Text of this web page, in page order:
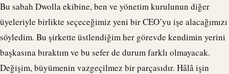
Bu sabah Dwollaekibine, ben ve yönetim kurulunun diğer
üyeleriyle birlikte seçeceğimiz yeni bir CEO’yu işe alacağımızı
söyledim. Bu şirkette üstlendiğim her görevde kendimin yerini
başkasına bıraktım ve bu sefer de durum farklı olmayacak.
Değişim, büyümenin vazgeçilmez bir parçasıdır. Hâlâ işin